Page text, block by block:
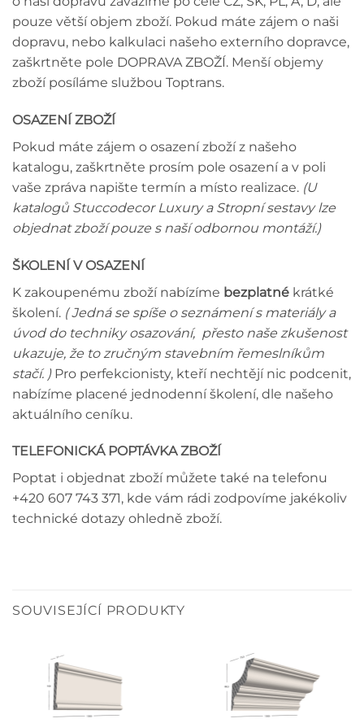
pouze větší objem zboží. Pokud máte zájem o naši
dopravu, nebo kalkulaci našeho externího dopravce,
zaškrtněte pole DOPRAVA ZBOŽÍ. Menší objemy
zboží posíláme službou Toptrans.
OSAZENÍ ZBOŽÍ
Pokud máte zájem o osazení zboží z našeho
katalogu, zaškrtněte prosím pole osazení a v poli
vaše zpráva napište termín a místo realizace. (U
katalogů Stuccodecor Luxury a Stropní sestavy lze
objednat zboží pouze s naší odbornou montáží.)
ŠKOLENÍ V OSAZENÍ
K zakoupenému zboží nabízíme bezplatné krátké
školení. ( Jedná se spíše o seznámení s materiály a
úvod do techniky osazování, přesto naše zkušenost
ukazuje, že to zručným stavebním řemeslníkům
stačí. )Pro perfekcionisty, kteří nechtějí nic podcenit,
nabízíme placené jednodenní školení, dle našeho
aktuálního ceníku.
TELEFONICKÁ POPTÁVKA ZBOŽÍ
Poptat i objednat zboží můžete také na telefonu
+420 607 743 371, kde vám rádi zodpovíme jakékoliv
technické dotazy ohledně zboží.
SOUVISEJÍCÍ PRODUKTY